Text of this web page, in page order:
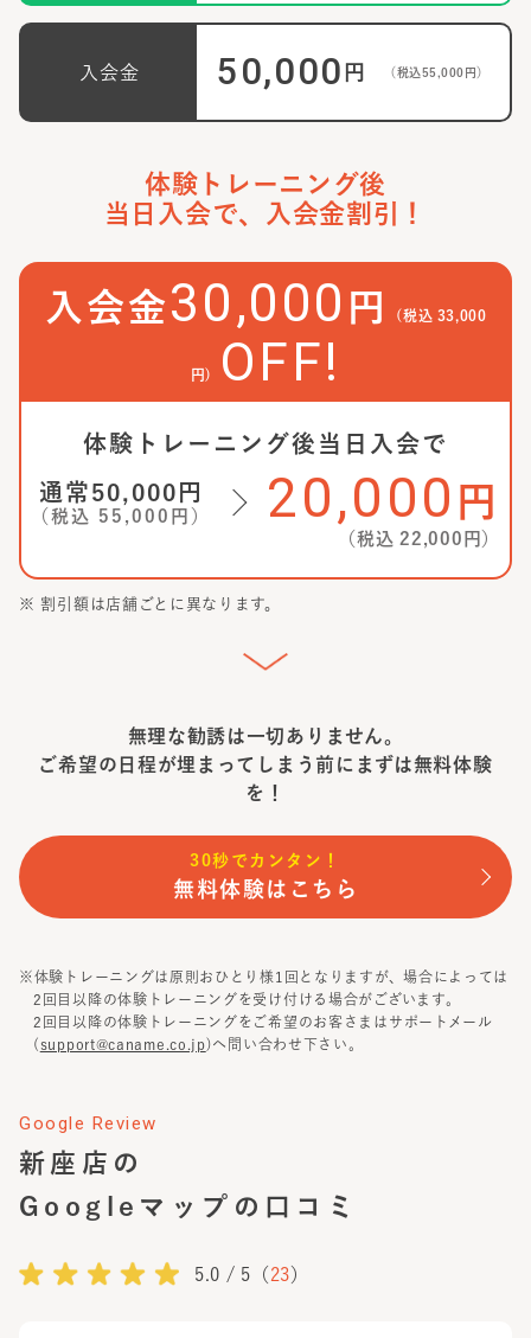
入会金 50,000 円 （税込 55,000 円）
体験トレーニング後
当日入会で、入会金割引！
入会金30,000 円 (税込 33,000
円) OFF!
体験トレーニング後当日入会で
通常 50,000 円
（税込 55,000 円） 20,000 円
（税込 22,000 円）
※ 割引額は店舗ごとに異なります。
無理な勧誘は一切ありません。
ご希望の日程が埋まってしまう前に まずは無料体験
を！
30秒でカンタン！
無料体験はこちら
※体験トレーニングは原則おひとり様1回となりますが、場合によっては
2回目以降の体験トレーニングを受け付ける場合がございます。
2回目以降の体験トレーニングをご希望のお客さまはサポートメール
( support@caname.co.jp)へ問い合わせ下さい。
新座店 の
Googleマップの口コミ
Google Review
5.0 / 5（ 23）